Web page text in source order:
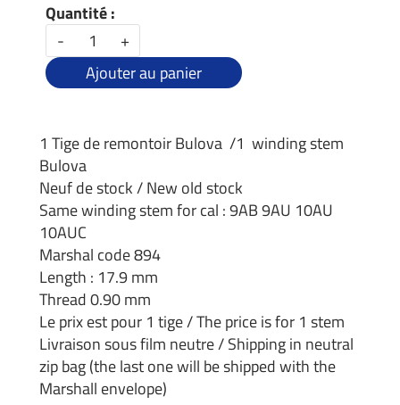
Quantité :
-
+
Ajouter au panier
1 Tige de remontoir Bulova /1 winding stem
Bulova
Neuf de stock / New old stock
Same winding stem for cal : 9AB 9AU 10AU
10AUC
Marshal code 894
Length : 17.9 mm
Thread 0.90 mm
Le prix est pour 1 tige / The price is for 1 stem
Livraison sous film neutre / Shipping in neutral
zip bag (the last one will be shipped with the
Marshall envelope)